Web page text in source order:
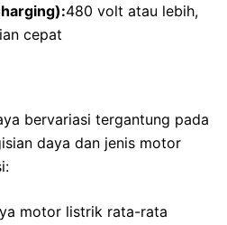
480 volt atau lebih,
cepat
bervariasi tergantung pada
daya dan jenis motor
motor listrik rata-rata